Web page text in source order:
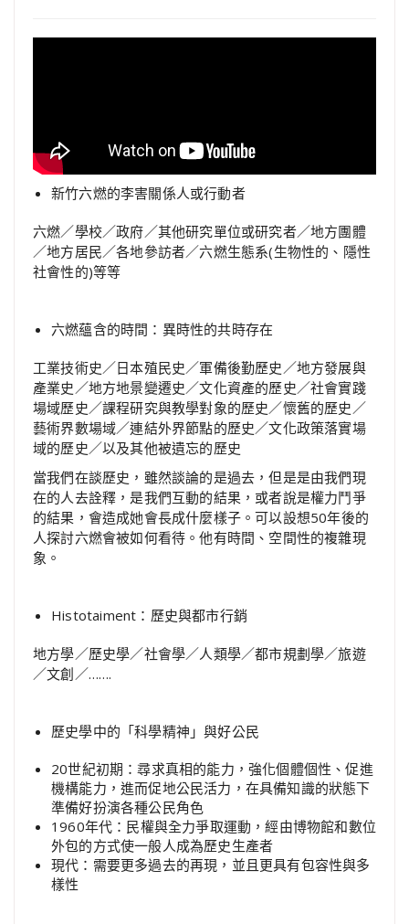
新竹六燃的李害關係人或行動者
六燃／學校／政府／其他研究單位或研究者／地方團體
／地方居民／各地參訪者／六燃生態系(生物性的、隱性
社會性的)等等
六燃蘊含的時間：異時性的共時存在
工業技術史／日本殖民史／軍備後勤歷史／地方發展與
產業史／地方地景變遷史／文化資產的歷史／社會實踐
場域歷史／課程研究與教學對象的歷史／懷舊的歷史／
藝術界數場域／連結外界節點的歷史／文化政策落實場
域的歷史／以及其他被遺忘的歷史
當我們在談歷史，雖然談論的是過去，但是是由我們現
在的人去詮釋，是我們互動的結果，或者說是權力鬥爭
的結果，會造成她會長成什麼樣子。可以設想50年後的
人探討六燃會被如何看待。他有時間、空間性的複雜現
象。
Histotaiment：歷史與都市行銷
地方學／歷史學／社會學／人類學／都市規劃學／旅遊
／文創／…….
歷史學中的「科學精神」與好公民
20世紀初期：尋求真相的能力，強化個體個性、促進
機構能力，進而促地公民活力，在具備知識的狀態下
準備好扮演各種公民角色
1960年代：民權與全力爭取運動，經由博物館和數位
外包的方式使一般人成為歷史生產者
現代：需要更多過去的再現，並且更具有包容性與多
樣性